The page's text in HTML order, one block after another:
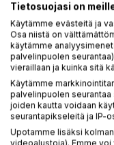
KUVAUS
Kun tiet puhuvat -
valinnoista,
ja viisaus matkan
mahdollisuus on
ihmisyydestä.
suuruuden edessä
Tietosuojasi on
Käytämme evästeitä ja
Osa niistä on
käytämme
palvelinpuolen
vieraillaan ja kuinka sitä
Käytämme
palvelinpuolen
joiden kautta voidaan
seurantapikseleitä ja IP-
Upotamme lisäksi
videoalustoja). Emme